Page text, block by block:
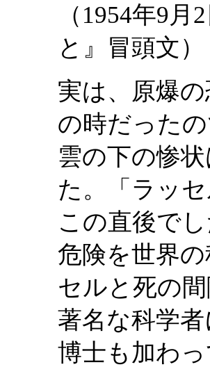
（1954年9
と』冒頭文）
実は、原爆
の時だった
雲の下の惨
た。「ラッ
この直後で
危険を世界
セルと死の
著名な科学
博士も加わ